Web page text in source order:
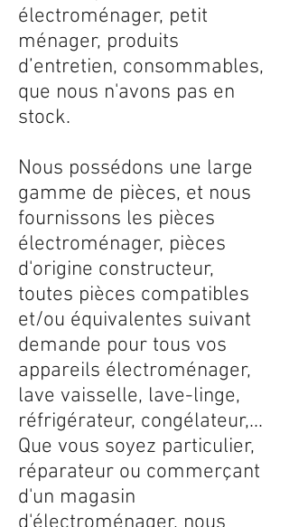
électroménager, petit
ménager, produits
d’entretien, consommables,
que nous n'avons pas en
stock.
Nous possédons une large
gamme de pièces, et nous
fournissons les pièces
électroménager, pièces
d'origine constructeur,
toutes pièces compatibles
et/ou équivalentes suivant
demande pour tous vos
appareils électroménager,
lave vaisselle, lave-linge,
réfrigérateur, congélateur,...
Que vous soyez particulier,
réparateur ou commerçant
d'un magasin